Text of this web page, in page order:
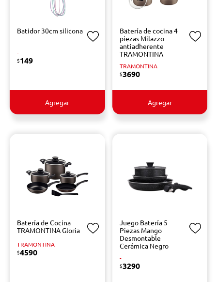
Batidor 30cm silicona
-
$149
Agregar
Batería de cocina 4
piezas Milazzo
antiadherente
TRAMONTINA
TRAMONTINA
$3690
Agregar
Batería de Cocina
TRAMONTINA Gloria
TRAMONTINA
$4590
Juego Batería 5
Piezas Mango
Desmontable
Cerámica Negro
-
$3290